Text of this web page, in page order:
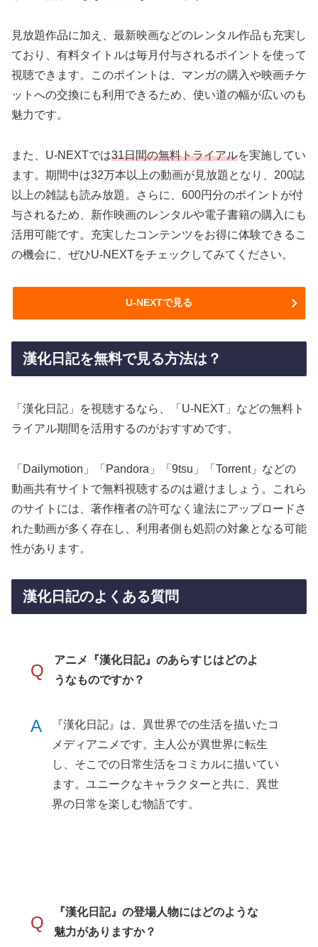
見放題作品に加え、最新映画などのレンタル作品も充実し
ており、有料タイトルは毎月付与されるポイントを使って
視聴できます。このポイントは、マンガの購入や映画チケ
ットへの交換にも利用できるため、使い道の幅が広いのも
魅力です。
また、U-NEXTでは31日間の無料トライアルを実施してい
ます。期間中は32万本以上の動画が見放題となり、200誌
以上の雑誌も読み放題。さらに、600円分のポイントが付
与されるため、新作映画のレンタルや電子書籍の購入にも
活用可能です。充実したコンテンツをお得に体験できるこ
の機会に、ぜひU-NEXTをチェックしてみてください。
U-NEXTで見る
漢化日記を無料で見る方法は？
「漢化日記」を視聴するなら、「U-NEXT」などの無料ト
ライアル期間を活用するのがおすすめです。
「Dailymotion」「Pandora」「9tsu」「Torrent」などの
動画共有サイトで無料視聴するのは避けましょう。これら
のサイトには、著作権者の許可なく違法にアップロードさ
れた動画が多く存在し、利用者側も処罰の対象となる可能
性があります。
漢化日記のよくある質問
Q
アニメ『漢化日記』のあらすじはどのよ
うなものですか？
A
『漢化日記』は、異世界での生活を描いたコ
メディアニメです。主人公が異世界に転生
し、そこでの日常生活をコミカルに描いてい
ます。ユニークなキャラクターと共に、異世
界の日常を楽しむ物語です。
Q
『漢化日記』の登場人物にはどのような
魅力がありますか？